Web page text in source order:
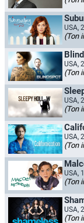
USA,
(Ton
USA,
(Ton
USA,
(Ton
USA,
(Ton
USA,
(Ton
USA,
(Ton